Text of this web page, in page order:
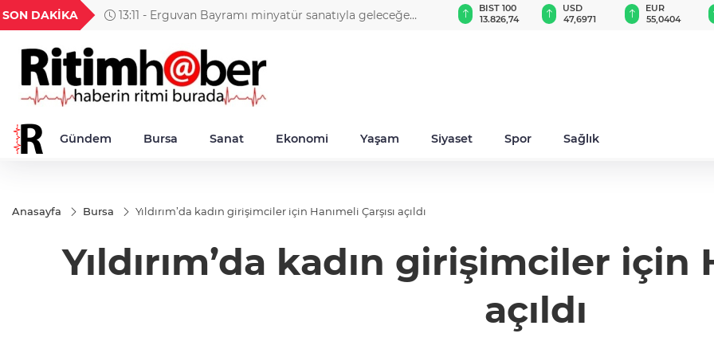
SON DAKİKA
13:11 - Erguvan Bayramı minyatür sanatıyla geleceğe
18,2398
TND
16,2345
27,9743
0,0018
GAU/TRY
6.635,40
BIST 100
13.826,74
USD
47,6971
EUR
55,0404
Gündem Bursa Sanat Ekonomi Yaşam Siyaset Spor Sağlık
Anasayfa Bursa Yıldırım’da kadın girişimciler için Hanımeli Çarşısı açıldı
Yıldırım’da kadın girişimciler için
açıldı